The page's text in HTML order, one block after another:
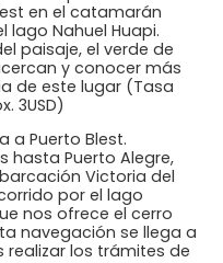
en el catamarán
lago Nahuel Huapi.
paisaje, el verde de
y conocer más
de este lugar (Tasa
3USD)
a Puerto Blest.
hasta Puerto Alegre,
Victoria del
por el lago
nos ofrece el cerro
navegación se llega a
realizar los trámites de